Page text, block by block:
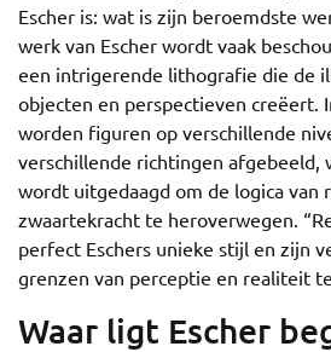
Escher is: wat is zijn beroemdste
werk van Escher wordt vaak
een intrigerende lithografie die de
objecten en perspectieven creëert.
worden figuren op verschillende
verschillende richtingen afgebeeld,
wordt uitgedaagd om de logica van
zwaartekracht te heroverwegen.
perfect Eschers unieke stijl en zijn
grenzen van perceptie en realiteit
Waar ligt Escher